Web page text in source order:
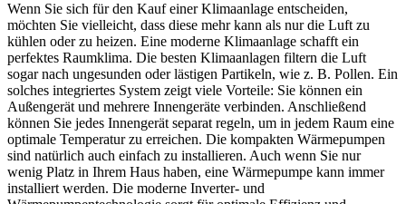
Wenn Sie sich für den Kauf einer Klimaanlage entscheiden,
möchten Sie vielleicht, dass diese mehr kann als nur die Luft zu
kühlen oder zu heizen. Eine moderne Klimaanlage schafft ein
perfektes Raumklima. Die besten Klimaanlagen filtern die Luft
sogar nach ungesunden oder lästigen Partikeln, wie z. B. Pollen. Ein
solches integriertes System zeigt viele Vorteile: Sie können ein
Außengerät und mehrere Innengeräte verbinden. Anschließend
können Sie jedes Innengerät separat regeln, um in jedem Raum eine
optimale Temperatur zu erreichen. Die kompakten Wärmepumpen
sind natürlich auch einfach zu installieren. Auch wenn Sie nur
wenig Platz in Ihrem Haus haben, eine Wärmepumpe kann immer
installiert werden. Die moderne Inverter- und